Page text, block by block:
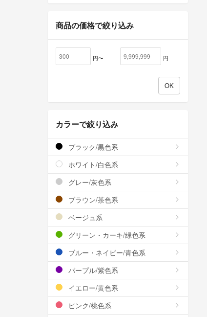
商品の価格で絞り込み
円〜 円
カラーで絞り込み
ブラック/黒色系
ホワイト/白色系
グレー/灰色系
ブラウン/茶色系
ベージュ系
グリーン・カーキ/緑色系
ブルー・ネイビー/青色系
パープル/紫色系
イエロー/黄色系
ピンク/桃色系